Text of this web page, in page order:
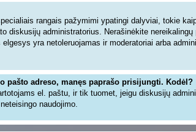
rangais pažymimi ypatingi dalyviai, tokie
diskusijų administratorius. Nerašinėkite
yra netoleruojamas ir moderatoriai arba
pašto adreso, manęs paprašo prisijungti. Kodėl?
el. paštu, ir tik tuomet, jeigu diskusijų
naudojimo.